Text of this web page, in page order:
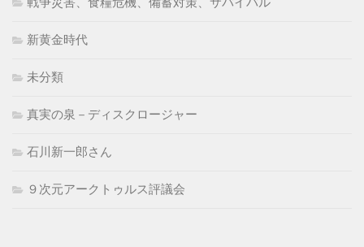
新黄金時代
未分類
真実の泉－ディスクロージャー
石川新一郎さん
９次元アークトゥルス評議会